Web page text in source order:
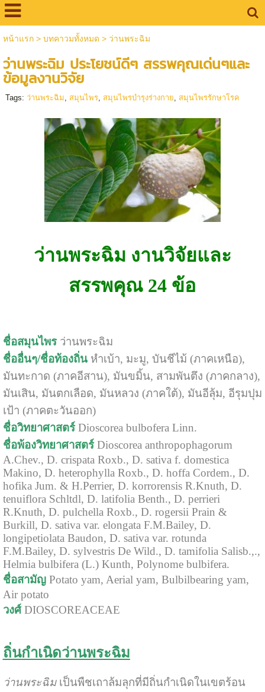
หน้าแรก> บทคาวมทั้งหมด > ว่านพระฉิม
ว่านพระฉิม ประโยชน์ดีๆ สรรพคุณเด่นๆและ
ข้อมูลงานวิจัย
Tags: ว่านพระฉิม, สมุนไพร, สมุนไพรบำรุงร่างกาย, สมุนไพรรักษาโรค
ว่านพระฉิม งานวิจัยและ
สรรพคุณ 24 ข้อ
ชื่อสมุนไพรว่านพระฉิม
ชื่ออื่นๆ/ชื่อท้องถิ่นหำเบ้า, มะมู, บันชีไม้ (ภาคเหนือ),
มันทะกาด (ภาคอีสาน), มันขมิ้น, สามพันตึง (ภาคกลาง),
มันเสิน, มันตกเลือด, มันหลวง (ภาคใต้), มันอีลุ้ม, อีรุมปุม
เป้า (ภาคตะวันออก)
ชื่อวิทยาศาสตร์Dioscorea bulbofera Linn.
ชื่อพ้องวิทยาศาสตร์Dioscorea anthropophagorum
A.Chev., D. crispata Roxb., D. sativa f. domestica
Makino, D. heterophylla Roxb., D. hoffa Cordem., D.
hofika Jum. & H.Perrier, D. korrorensis R.Knuth, D.
tenuiflora Schltdl, D. latifolia Benth., D. perrieri
R.Knuth, D. pulchella Roxb., D. rogersii Prain &
Burkill, D. sativa var. elongata F.M.Bailey, D.
longipetiolata Baudon, D. sativa var. rotunda
F.M.Bailey, D. sylvestris De Wild., D. tamifolia Salisb.,.,
Helmia bulbifera (L.) Kunth, Polynome bulbifera.
ชื่อสามัญPotato yam, Aerial yam, Bulbilbearing yam,
Air potato
วงศ์DIOSCOREACEAE
ถิ่นกำเนิดว่านพระฉิม
ว่านพระฉิมเป็นพืชเถาล้มลุกที่มีถิ่นกำเนิดในเขตร้อน